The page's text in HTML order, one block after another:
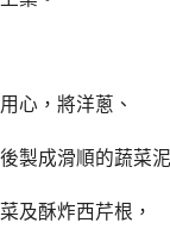
心，將洋蔥、
製成滑順的蔬菜泥
及酥炸西芹根，